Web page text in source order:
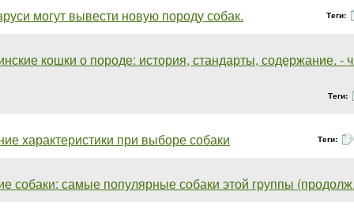
могут вывести новую породу собак. Теги:
кошки о породе: история, стандарты, содержание. -
Теги:
характеристики при выборе собаки Теги:
собаки: самые популярные собаки этой группы